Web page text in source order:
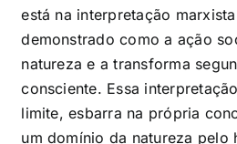
está na interpretação
demonstrado como a ação
natureza e a transforma
consciente. Essa
limite, esbarra na própria
um domínio da natureza pelo